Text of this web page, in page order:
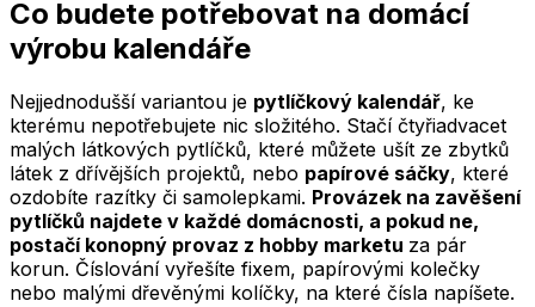
Co budete potřebovat na domácí
výrobu kalendáře
Nejjednodušší variantou je pytlíčkový kalendář, ke
kterému nepotřebujete nic složitého. Stačí čtyřiadvacet
malých látkových pytlíčků, které můžete ušít ze zbytků
látek z dřívějších projektů, nebo papírové sáčky, které
ozdobíte razítky či samolepkami. Provázek na zavěšení
pytlíčků najdete v každé domácnosti, a pokud ne,
postačí konopný provaz z hobby marketu za pár
korun. Číslování vyřešíte fixem, papírovými kolečky
nebo malými dřevěnými kolíčky, na které čísla napíšete.